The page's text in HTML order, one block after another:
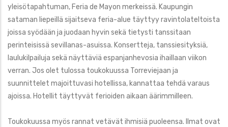
yleisötapahtuman, Feria de Mayon merkeissä. Kaupungin
sataman liepeillä sijaitseva feria-alue täyttyy ravintolateltoista
joissa syödään ja juodaan hyvin sekä tietysti tanssitaan
perinteisissä sevillanas-asuissa. Konsertteja, tanssiesityksiä,
laulukilpailuja sekä näyttäviä espanjanhevosia ihaillaan viikon
verran. Jos olet tulossa toukokuussa Torreviejaan ja
suunnittelet majoittuvasi hotellissa, kannattaa tehdä varaus
ajoissa. Hotellit täyttyvät ferioiden aikaan äärimmilleen.
Toukokuussa myös rannat vetävät ihmisiä puoleensa. Ilmat ovat